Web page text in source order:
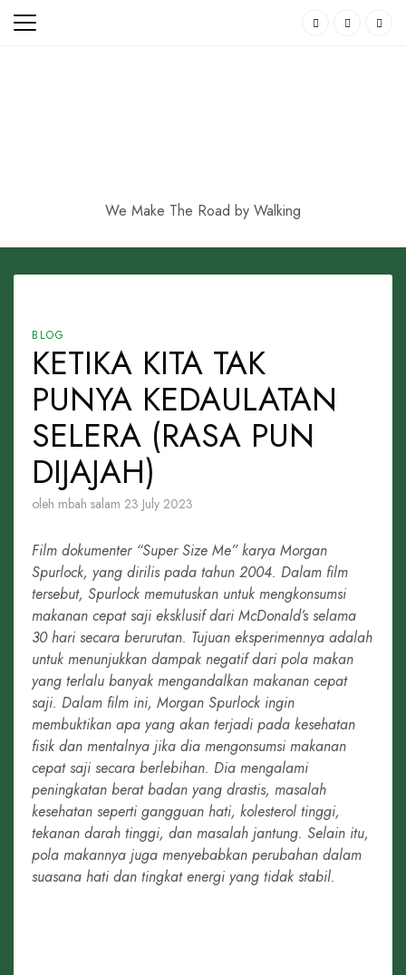
Skip
We Make The Road by Walking
BLOG
KETIKA KITA TAK
PUNYA KEDAULATAN
SELERA (RASA PUN
DIJAJAH)
oleh mbah salam 23 July 2023
Film dokumenter “Super Size Me” karya Morgan
Spurlock, yang dirilis pada tahun 2004. Dalam film
tersebut, Spurlock memutuskan untuk mengkonsumsi
makanan cepat saji eksklusif dari McDonald’s selama
30 hari secara berurutan. Tujuan eksperimennya adalah
untuk menunjukkan dampak negatif dari pola makan
yang terlalu banyak mengandalkan makanan cepat
saji. Dalam film ini, Morgan Spurlock ingin
membuktikan apa yang akan terjadi pada kesehatan
fisik dan mentalnya jika dia mengonsumsi makanan
cepat saji secara berlebihan. Dia mengalami
peningkatan berat badan yang drastis, masalah
kesehatan seperti gangguan hati, kolesterol tinggi,
tekanan darah tinggi, dan masalah jantung. Selain itu,
pola makannya juga menyebabkan perubahan dalam
suasana hati dan tingkat energi yang tidak stabil.